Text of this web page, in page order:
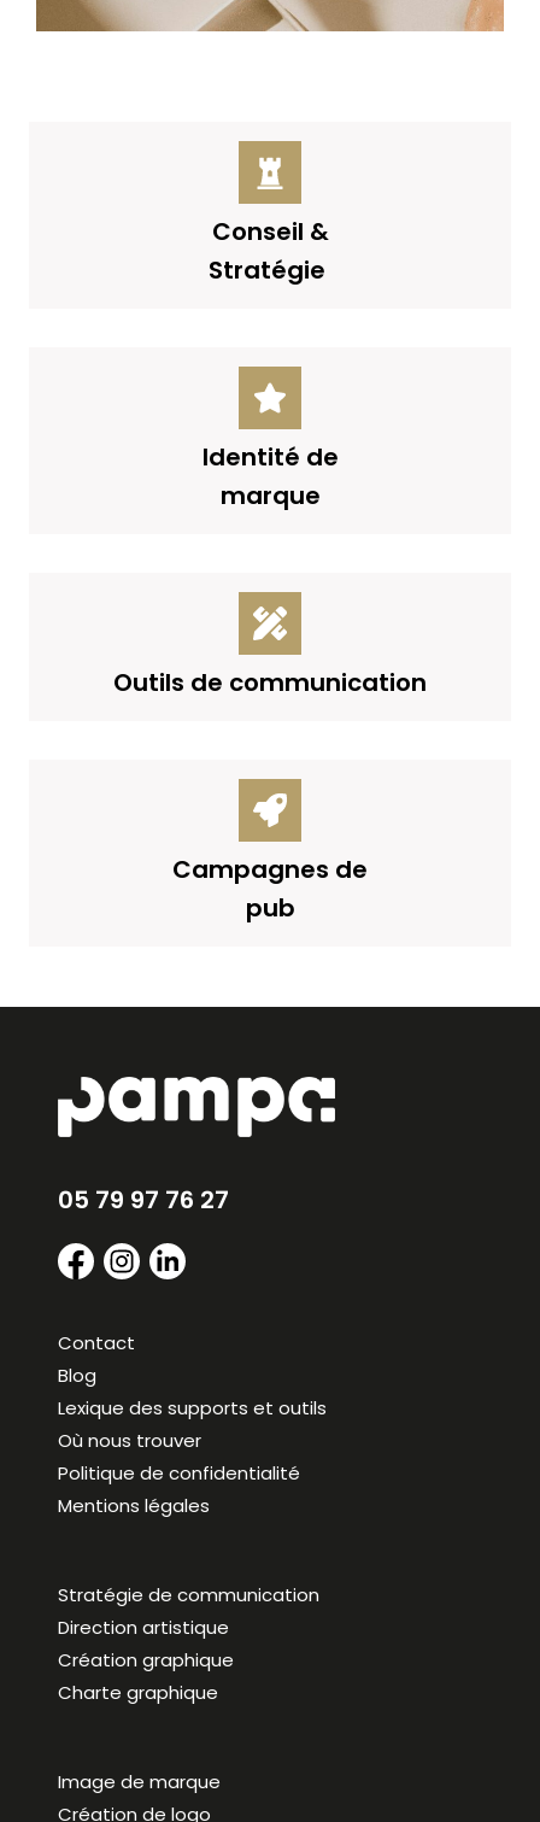
Conseil &
Stratégie
Identité de
marque
Outils de communication
Campagnes de
pub
05 79 97 76 27
Contact
Blog
Lexique des supports et outils
Où nous trouver
Politique de confidentialité
Mentions légales
Stratégie de communication
Direction artistique
Création graphique
Charte graphique
Image de marque
Création de logo